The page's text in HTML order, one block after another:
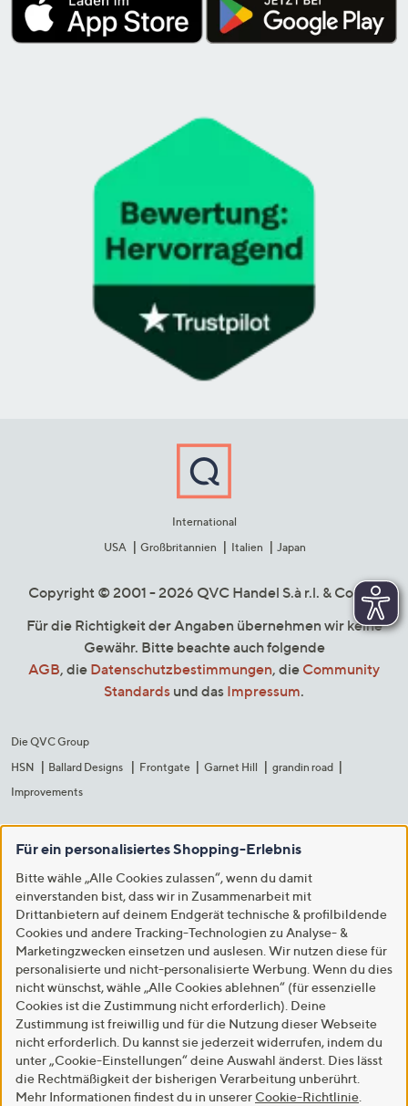
International
USA
Großbritannien Italien Japan
Copyright © 2001 - 2026 QVC Handel S.à r.l. & Co. KG
Für die Richtigkeit der Angaben übernehmen wir keine
Gewähr. Bitte beachte auch folgende
AGB, die Datenschutzbestimmungen, die Community
Standards und das Impressum.
Die QVC Group
HSN
Ballard Designs Frontgate Garnet Hill
grandin road
Improvements
Für ein personalisiertes Shopping-Erlebnis
Bitte wähle „Alle Cookies zulassen“, wenn du damit
einverstanden bist, dass wir in Zusammenarbeit mit
Drittanbietern auf deinem Endgerät technische & profilbildende
Cookies und andere Tracking-Technologien zu Analyse- &
Marketingzwecken einsetzen und auslesen. Wir nutzen diese für
personalisierte und nicht-personalisierte Werbung. Wenn du dies
nicht wünschst, wähle „Alle Cookies ablehnen“ (für essenzielle
Cookies ist die Zustimmung nicht erforderlich). Deine
Zustimmung ist freiwillig und für die Nutzung dieser Webseite
nicht erforderlich. Du kannst sie jederzeit widerrufen, indem du
unter „Cookie-Einstellungen“ deine Auswahl änderst. Dies lässt
die Rechtmäßigkeit der bisherigen Verarbeitung unberührt.
Mehr Informationen findest du in unserer Cookie-Richtlinie